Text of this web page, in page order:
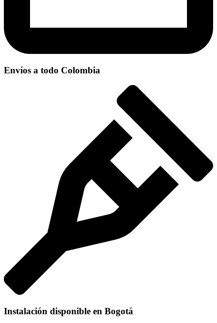
Envíos a todo Colombia
Instalación disponible en Bogotá